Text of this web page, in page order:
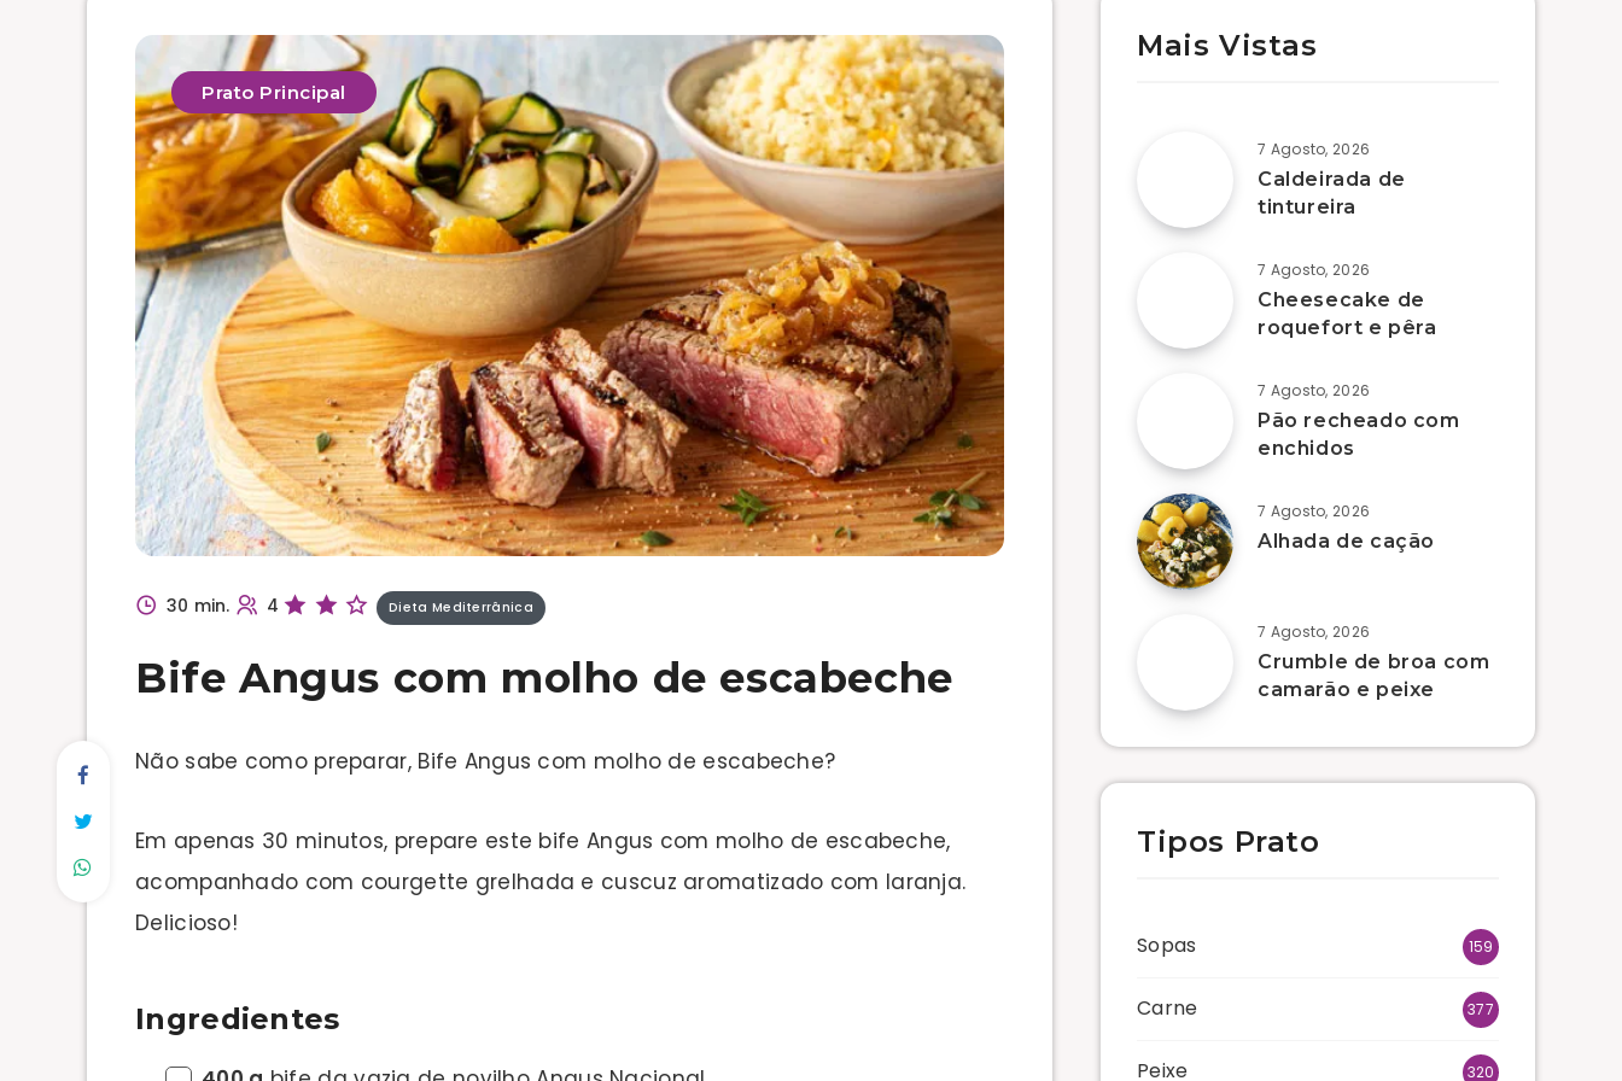
Prato Principal
30 min. 4 Dieta Mediterrânica
Bife Angus com molho de escabeche
Não sabe como preparar, Bife Angus com molho de escabeche?
Em apenas 30 minutos, prepare este bife Angus com molho de escabeche,
acompanhado com courgette grelhada e cuscuz aromatizado com laranja.
Delicioso!
Ingredientes
Mais Vistas
7 Agosto, 2026
Caldeirada de
tintureira
7 Agosto, 2026
Cheesecake de
roquefort e pêra
7 Agosto, 2026
Pão recheado com
enchidos
7 Agosto, 2026
Alhada de cação
7 Agosto, 2026
Crumble de broa com
camarão e peixe
Tipos Prato
Sopas 159
Carne 377
Peixe 320